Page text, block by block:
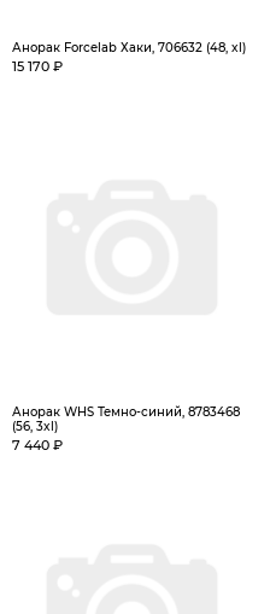
Анорак Forcelab Хаки, 706632 (48, xl)
15 170 ₽
Анорак WHS Темно-синий, 8783468
(56, 3xl)
7 440 ₽